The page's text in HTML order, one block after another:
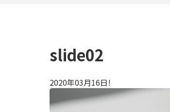
slide02
2020年03月16日!